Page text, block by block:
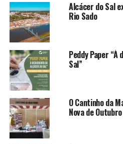
Alcácer do Sal
Rio Sado
Peddy Paper
Sal”
O Cantinho da
Nova de